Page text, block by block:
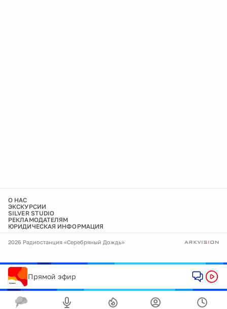
О НАС
ЭКСКУРСИИ
SILVER STUDIO
РЕКЛАМОДАТЕЛЯМ
ЮРИДИЧЕСКАЯ ИНФОРМАЦИЯ
2026 Радиостанция «Серебряный Дождь»
Прямой эфир